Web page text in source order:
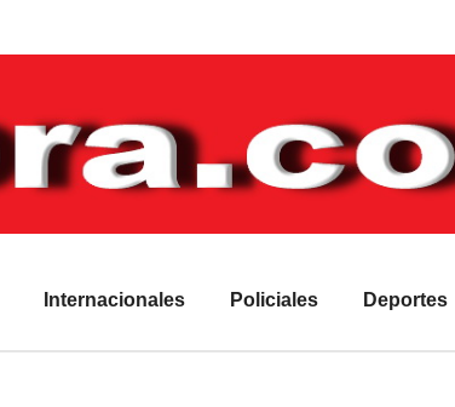
Internacionales Policiales Deportes